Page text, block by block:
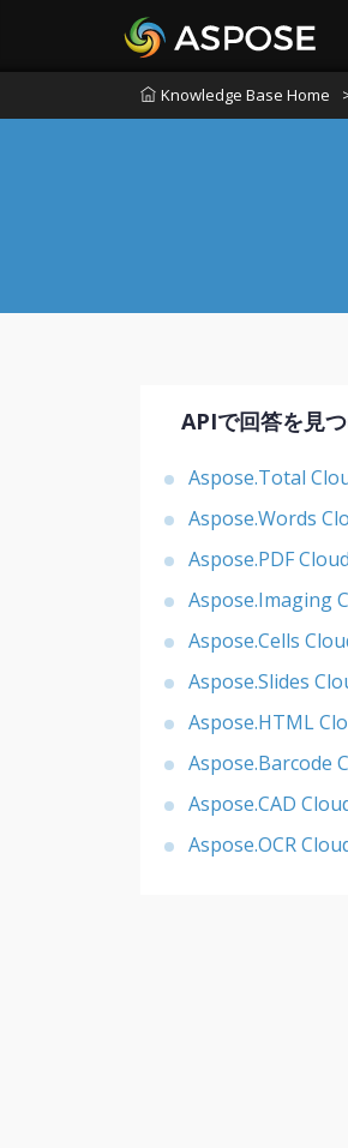
Knowledge Base Home
APIで回答を見
Aspose.Total
Aspose.Words
Aspose.PDF
Aspose.Imaging
Aspose.Cells
Aspose.Slides
Aspose.HTML
Aspose.Barcode
Aspose.CAD
Aspose.OCR